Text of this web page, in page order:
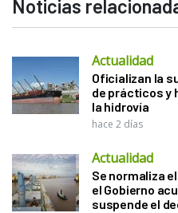
Noticias
Actualidad
Oficializan la
de prácticos y
la hidrovía
hace 2 días
Actualidad
Se normaliza
el Gobierno
suspende el